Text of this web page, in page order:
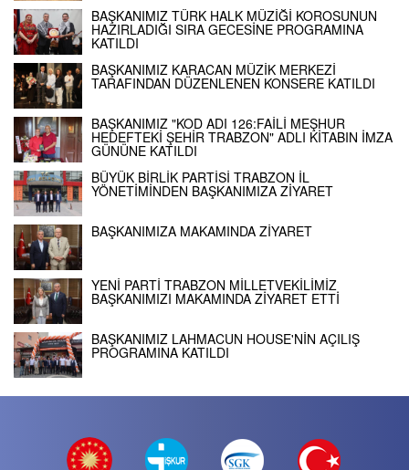
BAŞKANIMIZ TÜRK HALK MÜZİĞİ KOROSUNUN
HAZIRLADIĞI SIRA GECESİNE PROGRAMINA
KATILDI
BAŞKANIMIZ KARACAN MÜZİK MERKEZİ
TARAFINDAN DÜZENLENEN KONSERE KATILDI
BAŞKANIMIZ "KOD ADI 126:FAİLİ MEŞHUR
HEDEFTEKİ ŞEHİR TRABZON" ADLI KİTABIN İMZA
GÜNÜNE KATILDI
BÜYÜK BİRLİK PARTİSİ TRABZON İL
YÖNETİMİNDEN BAŞKANIMIZA ZİYARET
BAŞKANIMIZA MAKAMINDA ZİYARET
YENİ PARTİ TRABZON MİLLETVEKİLİMİZ
BAŞKANIMIZI MAKAMINDA ZİYARET ETTİ
BAŞKANIMIZ LAHMACUN HOUSE'NİN AÇILIŞ
PROGRAMINA KATILDI